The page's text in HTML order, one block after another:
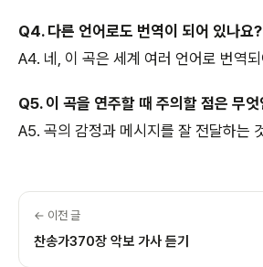
Q4. 다른 언어로도 번역이 되어 있나요?
A4. 네, 이 곡은 세계 여러 언어로 번역
Q5. 이 곡을 연주할 때 주의할 점은 무
A5. 곡의 감정과 메시지를 잘 전달하는
← 이전 글
찬송가370장 악보 가사 듣기